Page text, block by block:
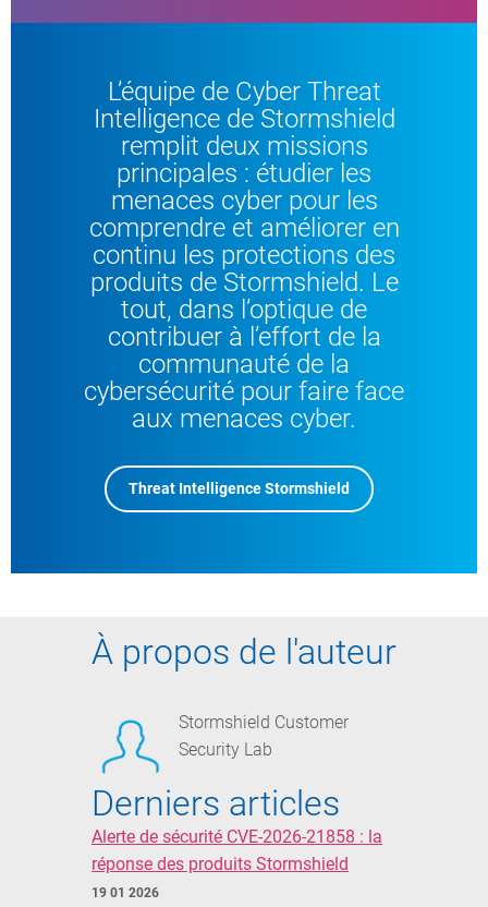
L’équipe de Cyber Threat
Intelligence de Stormshield
remplit deux missions
principales : étudier les
menaces cyber pour les
comprendre et améliorer en
continu les protections des
produits de Stormshield. Le
tout, dans l’optique de
contribuer à l’effort de la
communauté de la
cybersécurité pour faire face
aux menaces cyber.
Threat Intelligence Stormshield
À propos de l'auteur
Stormshield Customer
Security Lab
Derniers articles
Alerte de sécurité CVE-2026-21858 : la
réponse des produits Stormshield
19 01 2026